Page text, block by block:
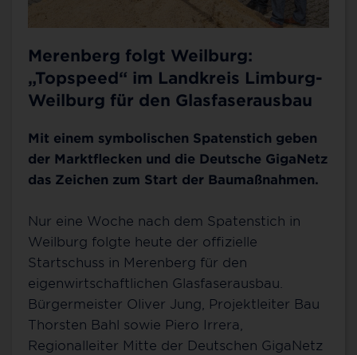
Merenberg folgt Weilburg:
„Topspeed“ im Landkreis Limburg-
Weilburg für den Glasfaserausbau
Mit einem symbolischen Spatenstich geben
der Marktflecken und die Deutsche GigaNetz
das Zeichen zum Start der Baumaßnahmen.
Nur eine Woche nach dem Spatenstich in
Weilburg folgte heute der offizielle
Startschuss in Merenberg für den
eigenwirtschaftlichen Glasfaserausbau.
Bürgermeister Oliver Jung, Projektleiter Bau
Thorsten Bahl sowie Piero Irrera,
Regionalleiter Mitte der Deutschen GigaNetz